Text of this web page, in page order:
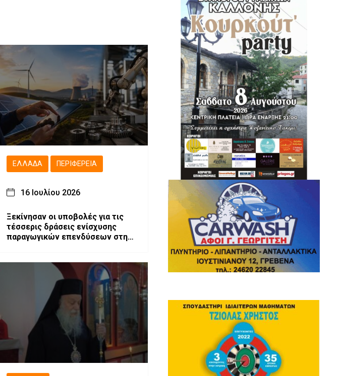
ΕΛΛΆΔΑ ΠΕΡΙΦΈΡΕΙΑ
16 Ιουλίου 2026
Ξεκίνησαν οι υποβολές για τις
τέσσερις δράσεις ενίσχυσης
παραγωγικών επενδύσεων στη